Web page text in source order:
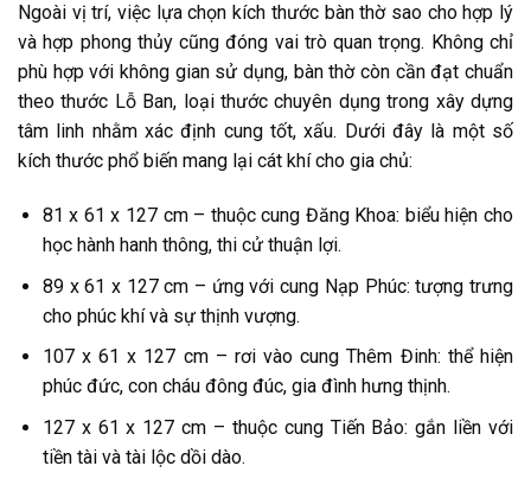
Ngoài vị trí, việc lựa chọn kích thước bàn thờ sao cho hợp lý
và hợp phong thủy cũng đóng vai trò quan trọng. Không chỉ
phù hợp với không gian sử dụng, bàn thờ còn cần đạt chuẩn
theo thước Lỗ Ban, loại thước chuyên dụng trong xây dựng
tâm linh nhằm xác định cung tốt, xấu. Dưới đây là một số
kích thước phổ biến mang lại cát khí cho gia chủ:
81 x 61 x 127 cm – thuộc cung Đăng Khoa: biểu hiện cho
học hành hanh thông, thi cử thuận lợi.
89 x 61 x 127 cm – ứng với cung Nạp Phúc: tượng trưng
cho phúc khí và sự thịnh vượng.
107 x 61 x 127 cm – rơi vào cung Thêm Đinh: thể hiện
phúc đức, con cháu đông đúc, gia đình hưng thịnh.
127 x 61 x 127 cm – thuộc cung Tiến Bảo: gắn liền với
tiền tài và tài lộc dồi dào.